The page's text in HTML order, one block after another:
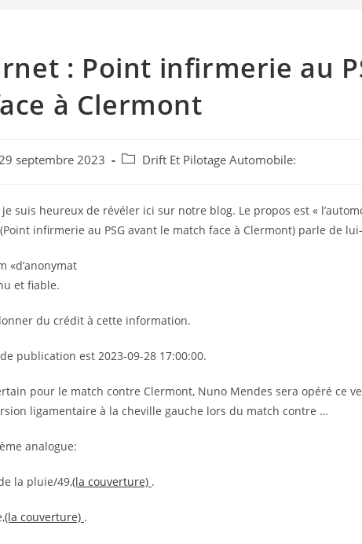
: Point infirmerie au
à Clermont
septembre 2023
Post Drift Et Pilotage Automobile:
suis heureux de révéler ici sur notre blog. Le propos est «
infirmerie au PSG avant le match face à Clermont) parle de
«d’anonymat
et fiable.
du crédit à cette information.
publication est 2023-09-28 17:00:00.
pour le match contre Clermont, Nuno Mendes sera opéré ce
ligamentaire à la cheville gauche lors du match contre …
analogue:
la pluie/49,(la couverture) .
(la couverture) .